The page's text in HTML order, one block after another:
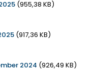
(955,38 KB)
(917,36 KB)
2024 (926,49 KB)